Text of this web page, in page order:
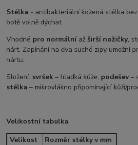
Stélka - antibakteriální kožená stélka
botě volně dýchat.
Vhodné pro normální až širší nožičky,
nárt. Zapínání na dva suché zipy umožní
nártu.
Složení: svršek – hladká kůže, podešev–
stélka – mikrovlákno připomínající kůži/
Velikostní tabulka
Velikost
Rozměr stélky v mm